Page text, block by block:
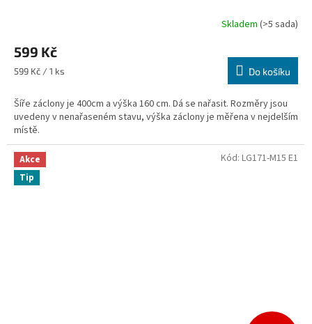
Skladem (>5 sada)
599 Kč
Měrná
599 Kč / 1 ks Do košíku
Šíře záclony je 400cm a výška 160 cm. Dá se nařasit. Rozměry jsou
uvedeny v nenařaseném stavu, výška záclony je měřena v nejdelším
místě.
Akce
Tip
Kód: LG171-M15 E1